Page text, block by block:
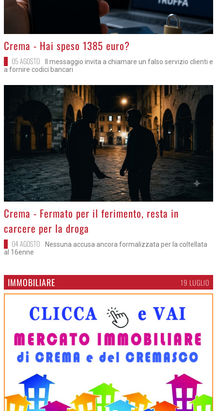
>
Crema - Hai speso 1385 euro?
05 AGOSTO
Il messaggio invita a chiamare un falso servizio clienti e
a fornire codici bancari
>
Crema - Fermato per il ferimento, resta in
carcere per la droga
04 AGOSTO
Nessuna accusa ancora formalizzata per la coltellata
al 16enne
IMMOBILIARE 19 LUGLIO